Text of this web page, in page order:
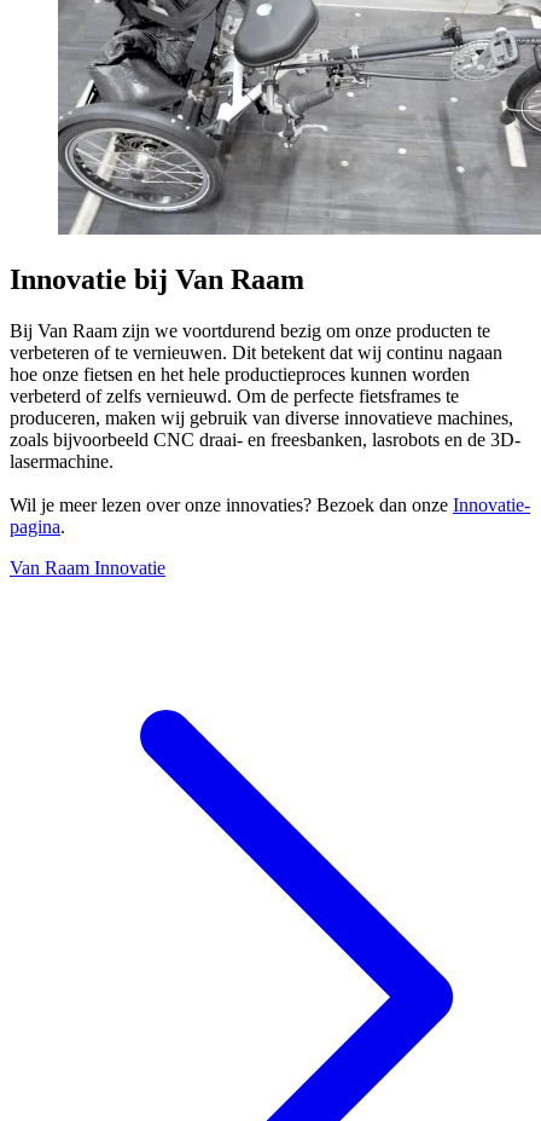
Innovatie bij Van Raam
Bij Van Raam zijn we voortdurend bezig om onze producten te
verbeteren of te vernieuwen. Dit betekent dat wij continu nagaan
hoe onze fietsen en het hele productieproces kunnen worden
verbeterd of zelfs vernieuwd. Om de perfecte fietsframes te
produceren, maken wij gebruik van diverse innovatieve machines,
zoals bijvoorbeeld CNC draai- en freesbanken, lasrobots en de 3D-
lasermachine.
Wil je meer lezen over onze innovaties? Bezoek dan onze Innovatie-
pagina.
Van Raam Innovatie